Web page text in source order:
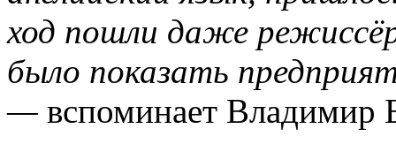
ход пошли даже
было показать
— вспоминает Владимир